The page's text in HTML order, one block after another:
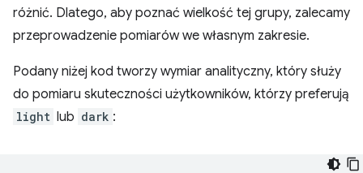
różnić. Dlatego, aby poznać wielkość tej grupy, zalecamy
przeprowadzenie pomiarów we własnym zakresie.
Podany niżej kod tworzy wymiar analityczny, który służy
do pomiaru skuteczności użytkowników, którzy preferują
light lub dark :